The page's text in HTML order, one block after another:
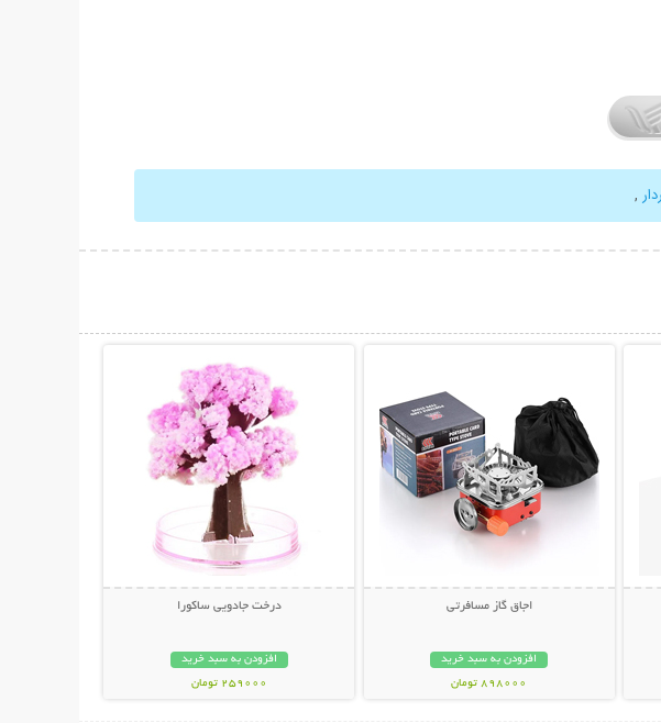
,
اجاق گاز مسافرتی
افزودن به سبد خرید
898000 تومان
درخت جادویی ساکورا
افزودن به سبد خرید
259000 تومان